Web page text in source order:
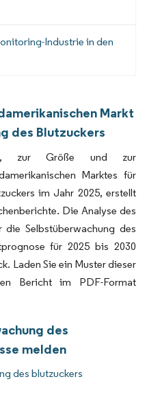
Industrie in den
Markt
des Blutzuckers
zur Größe und zur
Marktes für
im Jahr 2025, erstellt
Die Analyse des
die Selbstüberwachung des
für 2025 bis 2030
Laden Sie ein Muster dieser
Bericht im PDF-Format
des
melden
des blutzuckers